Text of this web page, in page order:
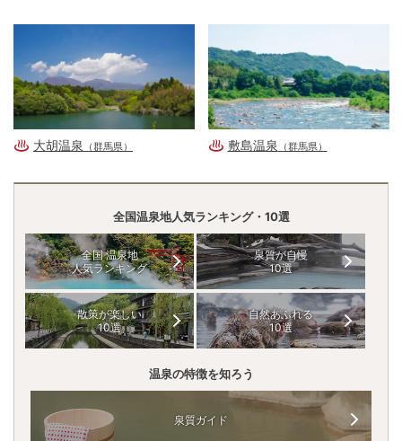
大胡温泉 （群馬県） 敷島温泉 （群馬県）
全国温泉地人気ランキング・10選
全国 温泉地
人気ランキング
泉質が自慢
10選
散策が楽しい
10選
自然あふれる
10選
温泉の特徴を知ろう
泉質ガイド